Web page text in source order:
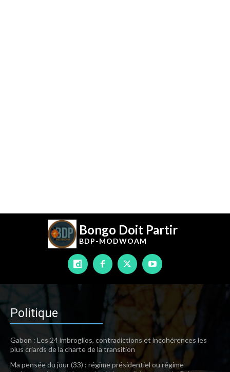
Bongo Doit Partir
BDP-MODWOAM
Politique
Gabon : Les 24 imbroglios, contradictions et incohérences les
plus criards de la charte de la transition
Ma pensée du jour (33) : régime présidentiel ou régime